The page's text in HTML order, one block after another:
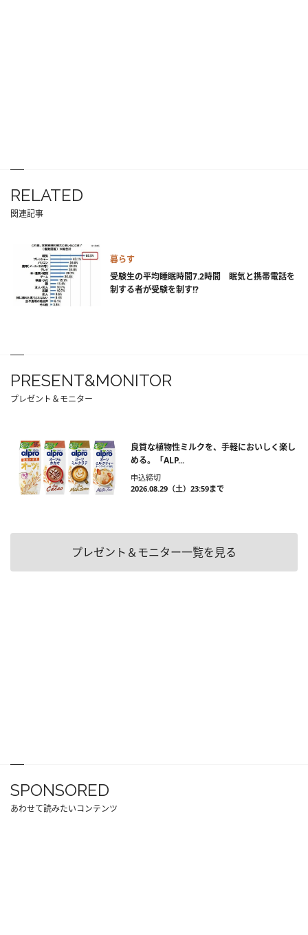
RELATED
関連記事
暮らす
受験生の平均睡眠時間7.2時間 眠気と携帯電話を
制する者が受験を制す!?
PRESENT&MONITOR
プレゼント＆モニター
良質な植物性ミルクを、手軽においしく楽し
める。「ALP...
申込締切
2026.08.29（土）23:59まで
プレゼント＆モニター一覧を見る
SPONSORED
あわせて読みたいコンテンツ